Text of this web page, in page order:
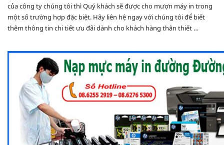
của công ty chúng tôi thì Quý khách sẽ được cho mượn máy in trong
một số trường hợp đặc biệt. Hãy liên hệ ngay với chúng tôi để biết
thêm thông tin chi tiết ưu đãi dành cho khách hàng thân thiết …